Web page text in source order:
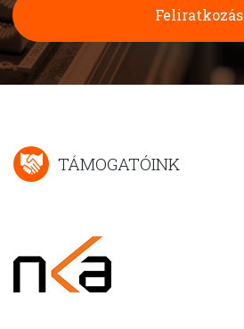
Feliratkozás
TÁMOGATÓINK